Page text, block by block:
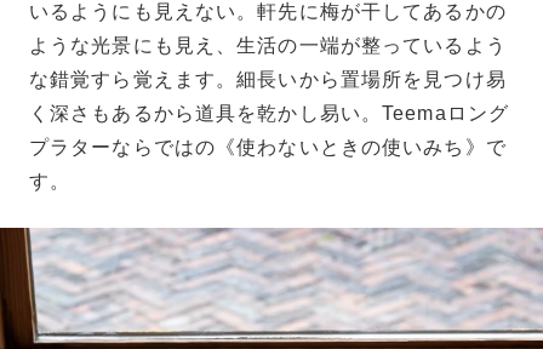
いるようにも見えない。軒先に梅が干してあるかの
ような光景にも見え、生活の一端が整っているよう
な錯覚すら覚えます。細長いから置場所を見つけ易
く深さもあるから道具を乾かし易い。Teemaロング
プラターならではの《使わないときの使いみち》で
す。